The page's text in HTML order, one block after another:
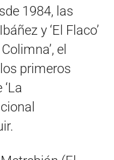
1984, las
y ‘El Flaco’
el
primeros